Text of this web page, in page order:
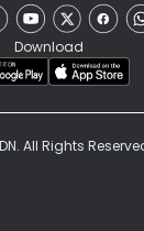
Download
All Rights